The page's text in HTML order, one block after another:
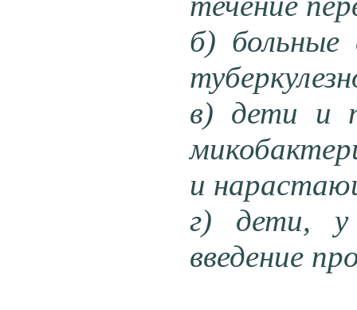
б) больные
в) дети и
и
г) дети, у
введение